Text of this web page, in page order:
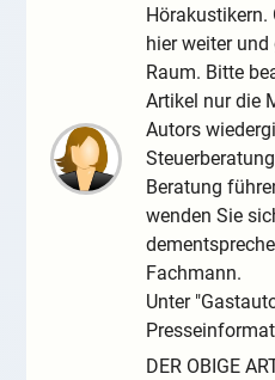
Hörakustikern.
hier weiter
Raum. Bitte
Artikel nur die
Autors
Beratung
wenden Sie
Fachmann.
Unter
DER OBIGE